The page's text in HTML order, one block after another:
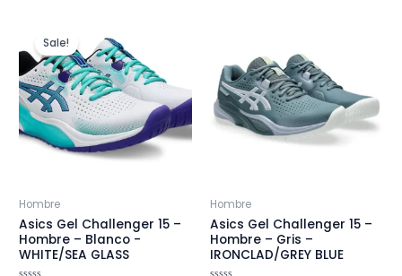
Sale!
Hombre
Asics Gel Challenger 15 –
Hombre – Blanco -
WHITE/SEA GLASS
Hombre
Asics Gel Challenger 15 –
Hombre – Gris –
IRONCLAD/GREY BLUE